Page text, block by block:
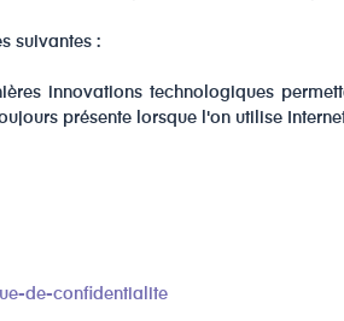
suivantes :
innovations technologiques
présente lorsque l'on utilise
de-confidentialite